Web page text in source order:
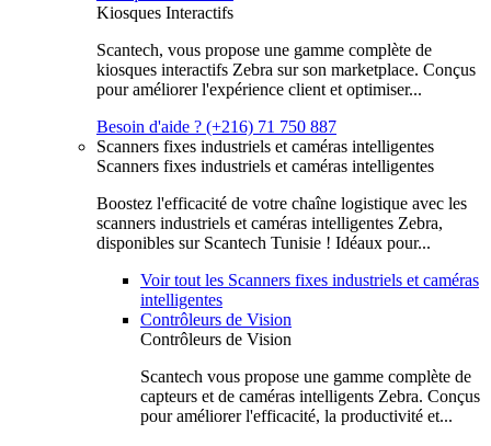
Kiosques Interactifs
Scantech, vous propose une gamme complète de
kiosques interactifs Zebra sur son marketplace. Conçus
pour améliorer l'expérience client et optimiser...
Besoin d'aide ? (+216) 71 750 887
Scanners fixes industriels et caméras intelligentes
Scanners fixes industriels et caméras intelligentes
Boostez l'efficacité de votre chaîne logistique avec les
scanners industriels et caméras intelligentes Zebra,
disponibles sur Scantech Tunisie ! Idéaux pour...
Voir tout les Scanners fixes industriels et caméras
intelligentes
Contrôleurs de Vision
Contrôleurs de Vision
Scantech vous propose une gamme complète de
capteurs et de caméras intelligents Zebra. Conçus
pour améliorer l'efficacité, la productivité et...